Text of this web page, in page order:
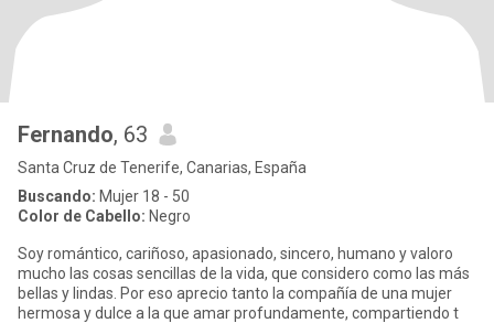
Fernando, 63
Santa Cruz de Tenerife, Canarias, España
Buscando: Mujer 18 - 50
Color de Cabello: Negro
Soy romántico, cariñoso, apasionado, sincero, humano y valoro
mucho las cosas sencillas de la vida, que considero como las más
bellas y lindas. Por eso aprecio tanto la compañía de una mujer
hermosa y dulce a la que amar profundamente, compartiendo t